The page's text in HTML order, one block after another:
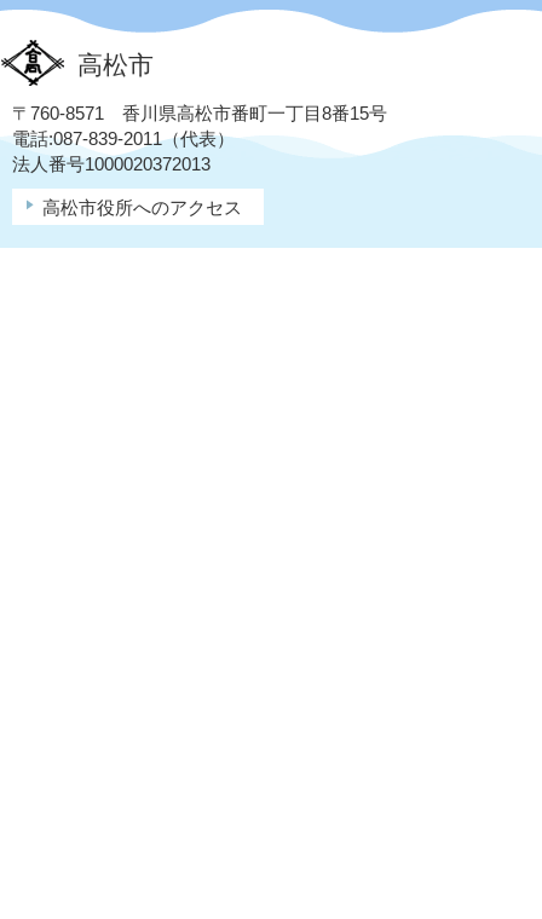
高松市
〒760-8571 香川県高松市番町一丁目8番15号
電話:087-839-2011（代表）
法人番号1000020372013
高松市役所へのアクセス